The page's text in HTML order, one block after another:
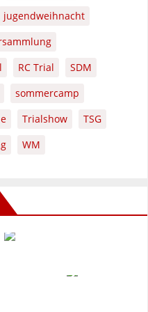
jugendweihnacht
RC Trial
SDM
sommercamp
Trialshow
TSG
WM